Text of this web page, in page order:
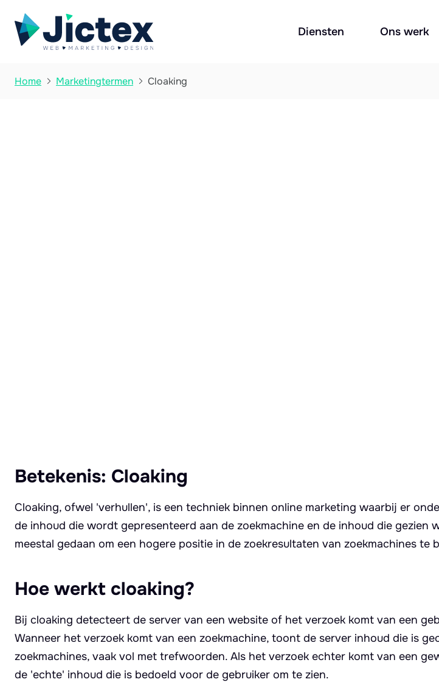
Diensten Ons werk
Home  Marketingtermen  Cloaking
Betekenis: Cloaking
Cloaking, ofwel 'verhullen', is een techniek binnen online marketing waarbij er
de inhoud die wordt gepresenteerd aan de zoekmachine en de inhoud die gezien
meestal gedaan om een hogere positie in de zoekresultaten van zoekmachines te
Hoe werkt cloaking?
Bij cloaking detecteert de server van een website of het verzoek komt van een
Wanneer het verzoek komt van een zoekmachine, toont de server inhoud die is
zoekmachines, vaak vol met trefwoorden. Als het verzoek echter komt van een
de 'echte' inhoud die is bedoeld voor de gebruiker om te zien.